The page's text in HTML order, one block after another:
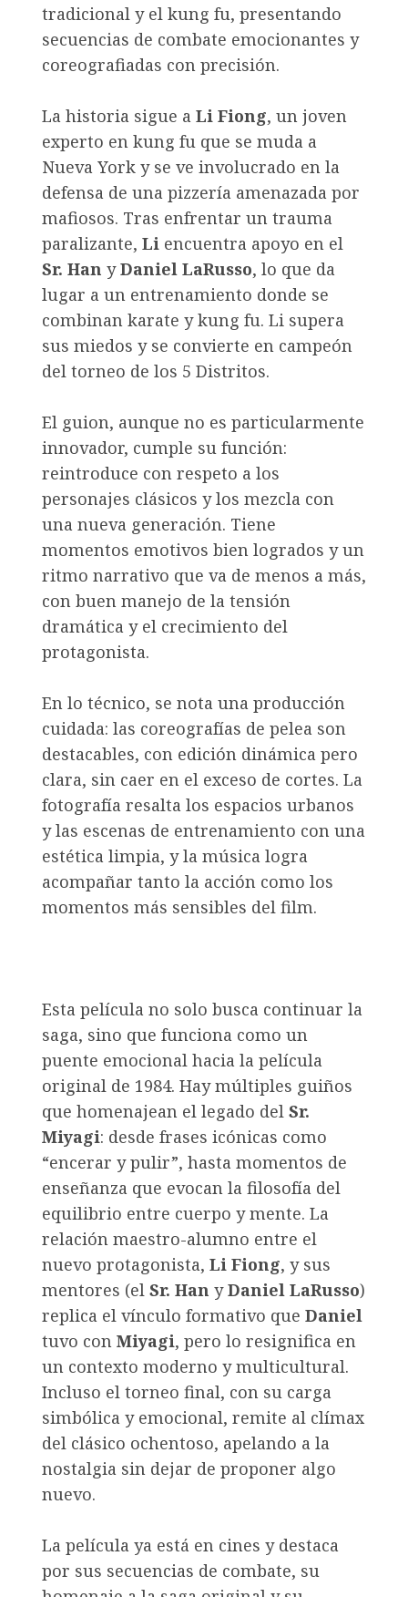
tradicional y el kung fu, presentando
secuencias de combate emocionantes y
coreografiadas con precisión.
La historia sigue a Li Fiong, un joven
experto en kung fu que se muda a
Nueva York y se ve involucrado en la
defensa de una pizzería amenazada por
mafiosos. Tras enfrentar un trauma
paralizante, Li encuentra apoyo en el
Sr. Han yDaniel LaRusso, lo que da
lugar a un entrenamiento donde se
combinan karate y kung fu. Li supera
sus miedos y se convierte en campeón
del torneo de los 5 Distritos.
El guion, aunque no es particularmente
innovador, cumple su función:
reintroduce con respeto a los
personajes clásicos y los mezcla con
una nueva generación. Tiene
momentos emotivos bien logrados y un
ritmo narrativo que va de menos a más,
con buen manejo de la tensión
dramática y el crecimiento del
protagonista.
En lo técnico, se nota una producción
cuidada: las coreografías de pelea son
destacables, con edición dinámica pero
clara, sin caer en el exceso de cortes. La
fotografía resalta los espacios urbanos
y las escenas de entrenamiento con una
estética limpia, y la música logra
acompañar tanto la acción como los
momentos más sensibles del film.
Esta película no solo busca continuar la
saga, sino que funciona como un
puente emocional hacia la película
original de 1984. Hay múltiples guiños
que homenajean el legado del Sr.
Miyagi: desde frases icónicas como
“encerar y pulir”, hasta momentos de
enseñanza que evocan la filosofía del
equilibrio entre cuerpo y mente. La
relación maestro-alumno entre el
nuevo protagonista, Li Fiong, y sus
mentores (el Sr. Han yDaniel LaRusso)
replica el vínculo formativo que Daniel
tuvo con Miyagi, pero lo resignifica en
un contexto moderno y multicultural.
Incluso el torneo final, con su carga
simbólica y emocional, remite al clímax
del clásico ochentoso, apelando a la
nostalgia sin dejar de proponer algo
nuevo.
La película ya está en cines y destaca
por sus secuencias de combate, su